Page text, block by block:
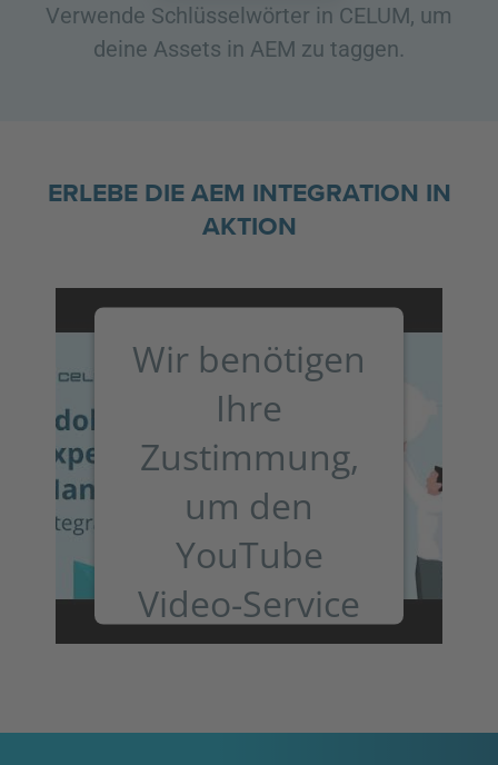
Verwende Schlüsselwörter in CELUM, um
deine Assets in AEM zu taggen.
ERLEBE DIE AEM INTEGRATION IN
AKTION
Wir benötigen
Ihre
Zustimmung,
um den
YouTube
Video-Service
zu laden!